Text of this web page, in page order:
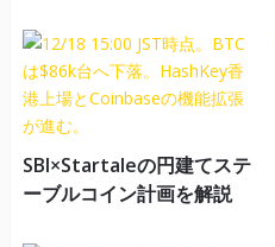
SBI×Startaleの円建てステ
ーブルコイン計画を解説